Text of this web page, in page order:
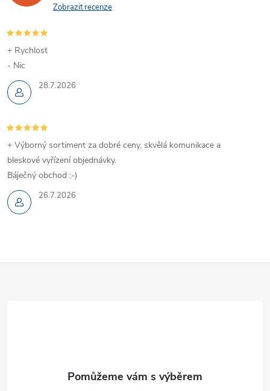
Zobrazit recenze
28.7.2026
+ Rychlost
- Nic
26.7.2026
+ Výborný sortiment za dobré ceny, skvělá komunikace a
bleskové vyřízení objednávky.
Báječný obchod :-)